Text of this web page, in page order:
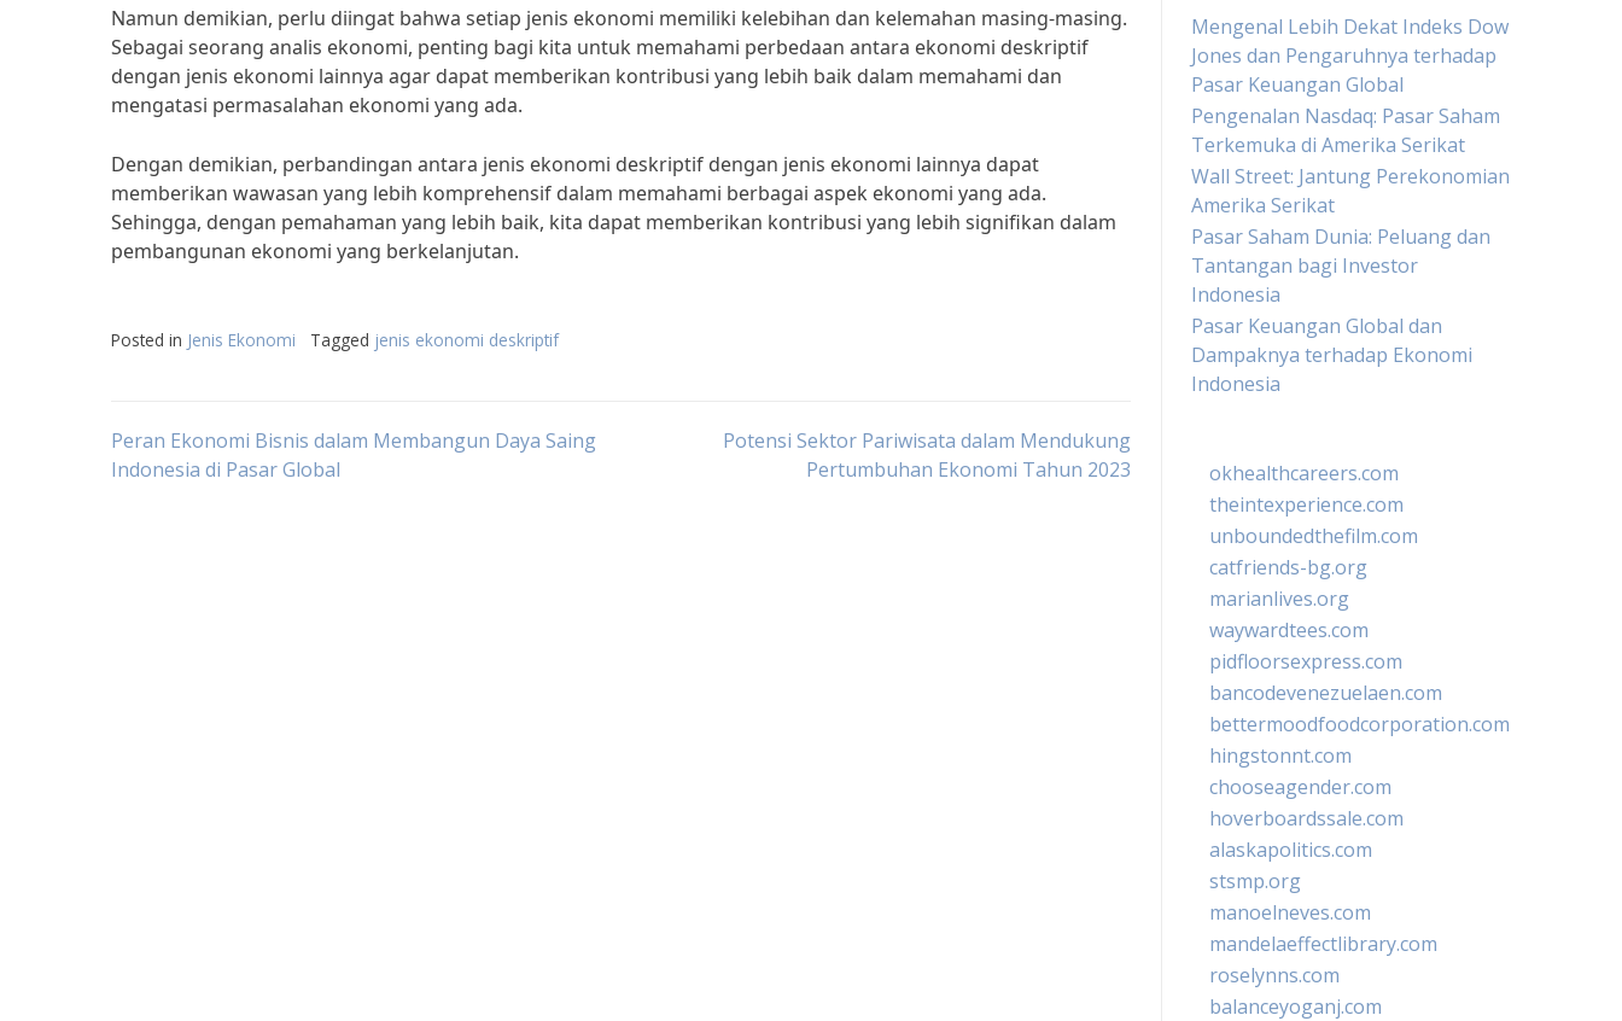
Namun demikian, perlu diingat bahwa setiap jenis ekonomi memiliki kelebihan dan kelemahan masing-masing.
Sebagai seorang analis ekonomi, penting bagi kita untuk memahami perbedaan antara ekonomi deskriptif
dengan jenis ekonomi lainnya agar dapat memberikan kontribusi yang lebih baik dalam memahami dan
mengatasi permasalahan ekonomi yang ada.
Dengan demikian, perbandingan antara jenis ekonomi deskriptif dengan jenis ekonomi lainnya dapat
memberikan wawasan yang lebih komprehensif dalam memahami berbagai aspek ekonomi yang ada.
Sehingga, dengan pemahaman yang lebih baik, kita dapat memberikan kontribusi yang lebih signifikan dalam
pembangunan ekonomi yang berkelanjutan.
Posted in Jenis Ekonomi Tagged jenis ekonomi deskriptif
Post
Peran Ekonomi Bisnis dalam Membangun Daya Saing
Indonesia di Pasar Global
Potensi Sektor Pariwisata dalam Mendukung
Pertumbuhan Ekonomi Tahun 2023
Mengenal Lebih Dekat Indeks Dow
Jones dan Pengaruhnya terhadap
Pasar Keuangan Global
Pengenalan Nasdaq: Pasar Saham
Terkemuka di Amerika Serikat
Wall Street: Jantung Perekonomian
Amerika Serikat
Pasar Saham Dunia: Peluang dan
Tantangan bagi Investor
Indonesia
Pasar Keuangan Global dan
Dampaknya terhadap Ekonomi
Indonesia
okhealthcareers.com
theintexperience.com
unboundedthefilm.com
catfriends-bg.org
marianlives.org
waywardtees.com
pidfloorsexpress.com
bancodevenezuelaen.com
bettermoodfoodcorporation.com
hingstonnt.com
chooseagender.com
hoverboardssale.com
alaskapolitics.com
stsmp.org
manoelneves.com
mandelaeffectlibrary.com
roselynns.com
balanceyoganj.com